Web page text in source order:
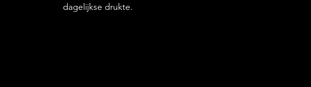
dagelijkse drukte.